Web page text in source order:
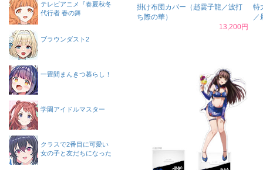
掛け布団カバー（趙雲子龍／波打
ち際の華）
13,200円
特
／
テレビアニメ『春夏秋冬
代行者 春の舞
ブラウンダスト2
一畳間まんきつ暮らし！
学園アイドルマスター
クラスで2番目に可愛い
女の子と友だちになった